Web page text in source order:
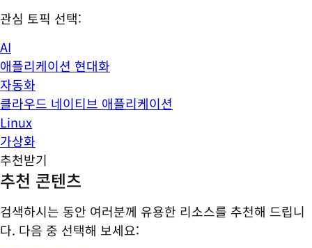
관심 토픽 선택:
AI
애플리케이션 현대화
자동화
클라우드 네이티브 애플리케이션
Linux
가상화
추천받기
추천 콘텐츠
검색하시는 동안 여러분께 유용한 리소스를 추천해 드립니
다. 다음 중 선택해 보세요: